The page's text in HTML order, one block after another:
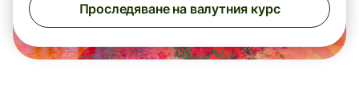
Проследяване на валутния курс